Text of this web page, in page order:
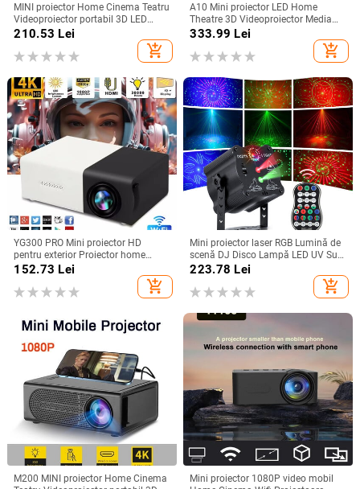
MINI proiector Home Cinema Teatru
Videoproiector portabil 3D LED
Videoproiector pentru jocuri Laser
Beamer 4K 1080P Via HD Port
Smart TV BOX
210.53 Lei
add_shopping_cart
A10 Mini proiector LED Home
Theatre 3D Videoproiector Media
Player Copii Cinema Cadou
Compatibil USB Smart TV BOX
1080P Film HD
333.99 Lei
add_shopping_cart
YG300 PRO Mini proiector HD
pentru exterior Proiector home
theater Mini proiector portabil
YG300 LED pentru copii Proiect
video mobil
152.73 Lei
add_shopping_cart
Mini proiector laser RGB Lumină de
scenă DJ Disco Lampă LED UV Sun
Strobe Efect de scenă Nunta
Crăciun Petrecere de vacanță
223.78 Lei
add_shopping_cart
M200 MINI proiector Home Cinema
Mini proiector 1080P video mobil